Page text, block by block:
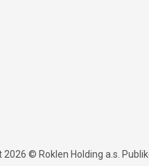
2026 © Roklen Holding a.s.